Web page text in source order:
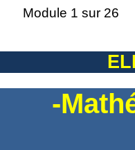
Module 1 sur 26
-